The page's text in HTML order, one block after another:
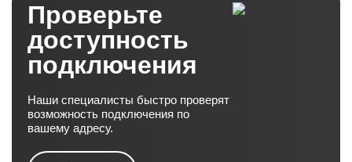
Проверьте
доступность
подключения
Наши специалисты быстро проверят
возможность подключения по
вашему адресу.